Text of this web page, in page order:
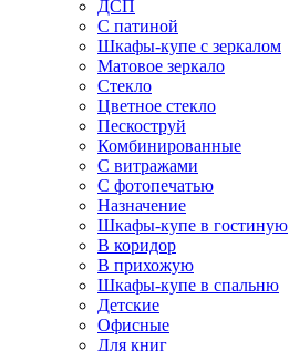
ДСП
С патиной
Шкафы-купе с зеркалом
Матовое зеркало
Стекло
Цветное стекло
Пескоструй
Комбинированные
С витражами
С фотопечатью
Назначение
Шкафы-купе в гостиную
В коридор
В прихожую
Шкафы-купе в спальню
Детские
Офисные
Для книг